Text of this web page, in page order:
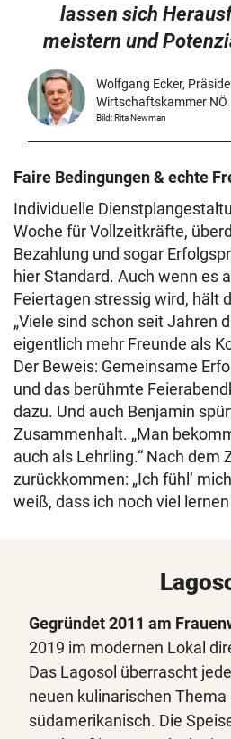
lassen sich
meistern und
Wolfgang Ecker,
Wirtschaftskammer NÖ
Bild: Rita Newman
Faire Bedingungen & echte
Individuelle
Woche für Vollzeitkräfte,
Bezahlung und sogar
hier Standard. Auch wenn es
Feiertagen stressig wird, hält
„Viele sind schon seit Jahren
eigentlich mehr Freunde als
Der Beweis: Gemeinsame
und das berühmte
dazu. Und auch Benjamin
Zusammenhalt. „Man
auch als Lehrling.“ Nach dem
zurückkommen: „Ich fühl‘
weiß, dass ich noch viel lernen
Gegründet 2011 am
2019 im modernen Lokal
Das Lagosol überrascht
neuen kulinarischen
südamerikanisch. Die